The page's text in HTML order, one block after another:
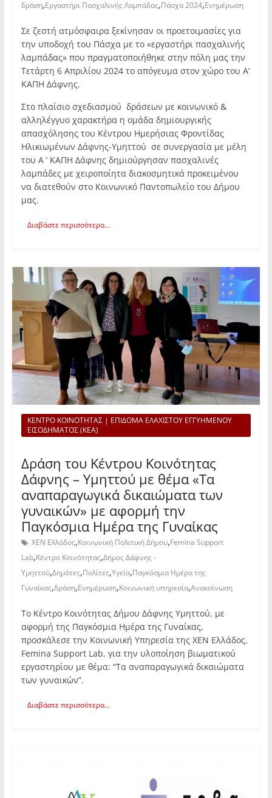
δράση,Εργαστήρι Πασχαλινής Λαμπάδας,Πάσχα 2024,Ενημέρωση
Σε ζεστή ατμόσφαιρα ξεκίνησαν οι προετοιμασίες για
την υποδοχή του Πάσχα με το «εργαστήρι πασχαλινής
λαμπάδας» που πραγματοποιήθηκε στην πόλη μας την
Τετάρτη 6 Απριλίου 2024 το απόγευμα στον χώρο του Α’
ΚΑΠΗ Δάφνης.
Στο πλαίσιο σχεδιασμού δράσεων με κοινωνικό &
αλληλέγγυο χαρακτήρα η ομάδα δημιουργικής
απασχόλησης του Κέντρου Ημερήσιας Φροντίδας
Ηλικιωμένων Δάφνης-Υμηττού σε συνεργασία με μέλη
του Α ‘ ΚΑΠΗ Δάφνης δημιούργησαν πασχαλινές
λαμπάδες με χειροποίητα διακοσμητικά προκειμένου
να διατεθούν στο Κοινωνικό Παντοπωλείο του Δήμου
μας.
Διαβάστε περισσότερα...
ΚΕΝΤΡΟ ΚΟΙΝΟΤΗΤΑΣ | ΕΠΙΔΟΜΑ ΕΛΑΧΙΣΤΟΥ ΕΓΓΥΗΜΕΝΟΥ
ΕΙΣΟΔΗΜΑΤΟΣ (ΚΕΑ)
Δράση του Κέντρου Κοινότητας
Δάφνης – Υμηττού με θέμα «Τα
αναπαραγωγικά δικαιώματα των
γυναικών» με αφορμή την
Παγκόσμια Ημέρα της Γυναίκας
ΧΕΝ Ελλάδος,Κοινωνική Πολιτική Δήμου,Femina Support
Lab,Κέντρο Κοινότητας,Δήμος Δάφνης -
Υμηττού,Δημότες,Πολίτες,Υγεία,Παγκόσμια Ημέρα της
Γυναίκας,δράση,Ενημέρωση,Κοινωνική υπηρεσία,Ανακοίνωση
Το Κέντρο Κοινότητας Δήμου Δάφνης Υμηττού, με
αφορμή της Παγκόσμια Ημέρα της Γυναίκας,
προσκάλεσε την Κοινωνική Υπηρεσία της ΧΕΝ Ελλάδος,
Femina Support Lab, για την υλοποίηση βιωματικού
εργαστηρίου με θέμα: “Tα αναπαραγωγικά δικαιώματα
των γυναικών”.
Διαβάστε περισσότερα...